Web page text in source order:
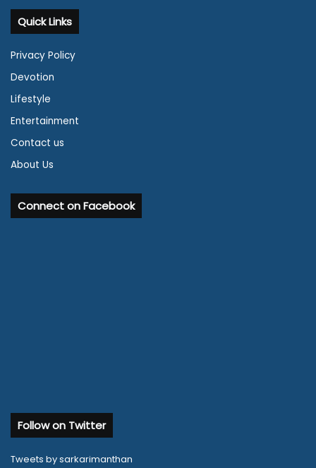
Quick Links
Privacy Policy
Devotion
Lifestyle
Entertainment
Contact us
About Us
Connect on Facebook
Follow on Twitter
Tweets by sarkarimanthan